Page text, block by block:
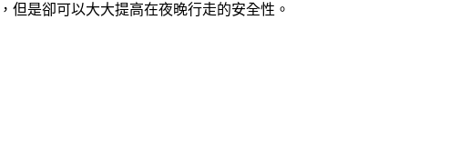
但是卻可以大大提高在夜晚行走的安全性。